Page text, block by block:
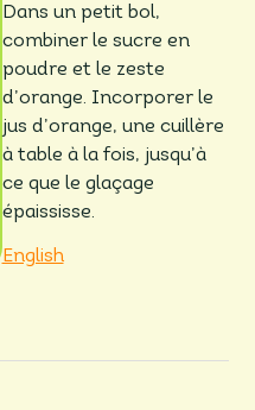
Dans un petit bol,
combiner le sucre en
poudre et le zeste
d’orange. Incorporer le
jus d’orange, une cuillère
à table à la fois, jusqu’à
ce que le glaçage
épaississe.
English